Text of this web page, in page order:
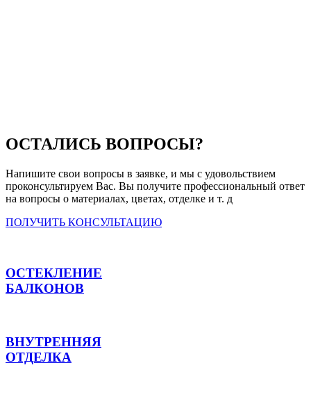
ОСТАЛИСЬ ВОПРОСЫ?
Напишите свои вопросы в заявке, и мы с удовольствием
проконсультируем Вас. Вы получите профессиональный ответ
на вопросы о материалах, цветах, отделке и т. д
ПОЛУЧИТЬ КОНСУЛЬТАЦИЮ
ОСТЕКЛЕНИЕ
БАЛКОНОВ
ВНУТРЕННЯЯ
ОТДЕЛКА